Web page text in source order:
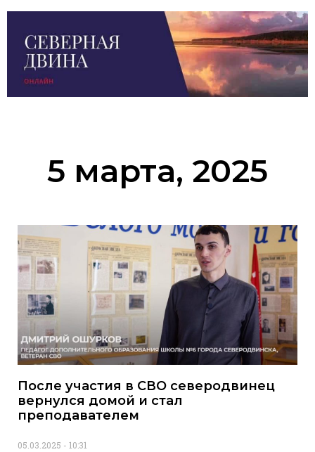
5 марта, 2025
После участия в СВО северодвинец
вернулся домой и стал
преподавателем
05.03.2025 10:31